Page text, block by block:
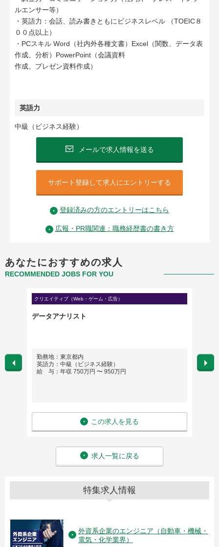
ルエンサー等）
・英語力：会話、読み書きともにビジネスレベル （TOEIC８
００点以上）
・PCスキル Word（社内外各種文書）Excel（関数、データ表
作成、分析）PowerPoint（会議資料
作成、プレゼン資料作成）
英語力
中級（ビジネス経験）
メールで求人情報を送る
サポート登録して求人にエントリーする
登録済みの方のエントリーはこちら
広報・PR職関連：職務経歴書の書き方
あなたにおすすめの求人
RECOMMENDED JOBS FOR YOU
クリエイティブ（Web・ゲーム・広告）
データアナリスト
勤務地：東京都内
英語力：中級（ビジネス経験）
給 与：年収 750万円 〜 950万円
この求人を見る
勤務
英語
給 与
求人一覧に戻る
特集求人情報
外資系企業のエンジニア（自動車・機械・
電気・化学業界）